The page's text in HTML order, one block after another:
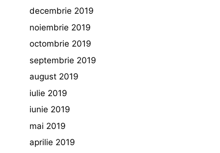
decembrie 2019
noiembrie 2019
octombrie 2019
septembrie 2019
august 2019
iulie 2019
iunie 2019
mai 2019
aprilie 2019